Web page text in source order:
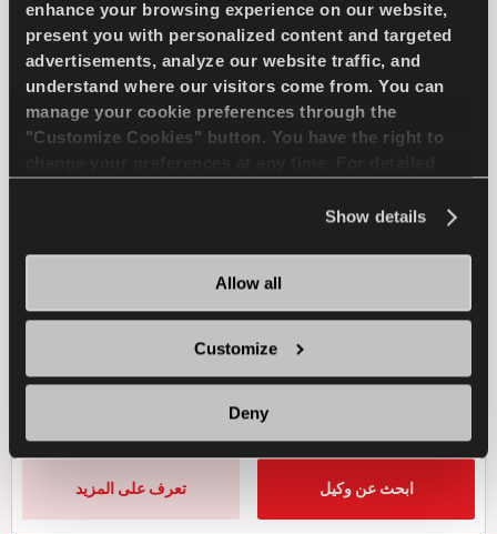
enhance your browsing experience on our website,
present you with personalized content and targeted
advertisements, analyze our website traffic, and
understand where our visitors come from. You can
manage your cookie preferences through the
"Customize Cookies" button. You have the right to
Show details
Allow all
Customize
Deny
MULTIWAYS 2
استمتع بالقيادة في جميع الفصول - قيادة آمنة وراحة في
الاستخدام في المناخ الرطب
ابحث عن وكيل تعرف على المزيد